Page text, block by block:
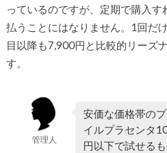
っているのですが、定期で購入
払うことにはなりません。1回だ
目以降も7,900円と比較的リーズ
す。
管理人
安価な価格帯の
イルプラセンタ
円以下で試せる